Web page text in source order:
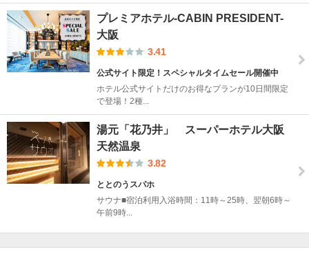
プレミアホテル-CABIN PRESIDENT-
大阪
3.41
公式サイト限定！スペシャルタイムセール開催中
ホテル公式サイトだけのお得なプランが10日間限定
で登場！2種...
湯元「花乃井」 スーパーホテル大阪
天然温泉
3.82
ととのうスパホ
サウナ■宿泊利用入浴時間：11時～25時、翌朝6時～
午前9時...